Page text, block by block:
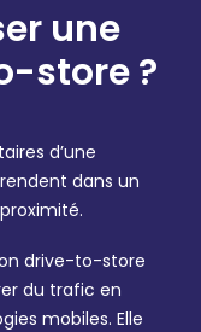
une
store ?
d’une
dans un
drive-to-store
du trafic en
mobiles. Elle